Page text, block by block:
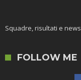
Squadre, risultati e
FOLLOW ME